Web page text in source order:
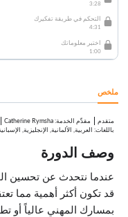
3:28
التحكم في طريقة تفكيرك
4:31
اختبر معلوماتك
1:00
ملخص
متقدم مقدِّم الخدمة:
Catherine Rymsha
باللغات: العربية, الألمانية, الإنجليزية,
وصف الدورة
عندما نتحدث عن تحسين
قد تكون أكثر أهمية مما
بمسارك المهني عالياً أو